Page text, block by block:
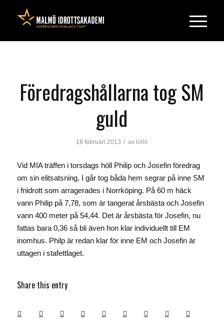
Föredragshållarna tog SM
guld
18 februari 2013 / av lollo
Vid MIA träffen i torsdags höll Philip och Josefin föredrag
om sin elitsatsning. I går tog båda hem segrar på inne SM
i friidrott som arragerades i Norrköping. På 60 m häck
vann Philip på 7,78, som är tangerat årsbästa och Josefin
vann 400 meter på 54,44. Det är årsbästa för Josefin, nu
fattas bara 0,36 så bli även hon klar individuellt till EM
inomhus. Philp är redan klar för inne EM och Josefin är
uttagen i stafettlaget.
Share this entry